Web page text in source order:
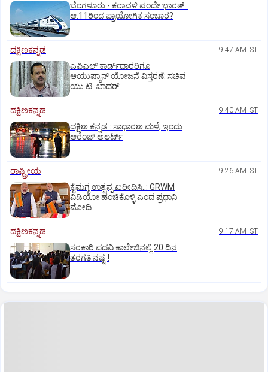
ಬೆಂಗಳೂರು - ಕರಾವಳಿ ವಂದೇ ಭಾರತ್‌ :
ಆ.11ರಿಂದ ಪ್ರಾಯೋಗಿಕ ಸಂಚಾರ?
ದಕ್ಷಿಣಕನ್ನಡ 9:47 AM IST
ಎಪಿಎಲ್‌ ಕಾರ್ಡ್‌ದಾರರಿಗೂ
ಆಯುಷ್ಮಾನ್‌ ಯೋಜನೆ ವಿಸ್ತರಣೆ: ಸಚಿವ
ಯು.ಟಿ. ಖಾದರ್
ದಕ್ಷಿಣಕನ್ನಡ 9:40 AM IST
ದಕ್ಷಿಣ ಕನ್ನಡ : ಸಾಧಾರಣ ಮಳೆ; ಇಂದು
ಆರೆಂಜ್‌ ಅಲರ್ಟ್
ರಾಷ್ಟ್ರೀಯ 9:26 AM IST
ಕೈಮಗ್ಗ ಉತ್ಪನ್ನ ಖರೀದಿಸಿ..: GRWM
ವಿಡಿಯೋ ಹಂಚಿಕೊಳ್ಳಿ ಎಂದ ಪ್ರಧಾನಿ
ಮೋದಿ
ದಕ್ಷಿಣಕನ್ನಡ 9:17 AM IST
ಸರಕಾರಿ ಪದವಿ ಕಾಲೇಜಿನಲ್ಲಿ 20 ದಿನ
ತರಗತಿ ನಷ್ಟ !